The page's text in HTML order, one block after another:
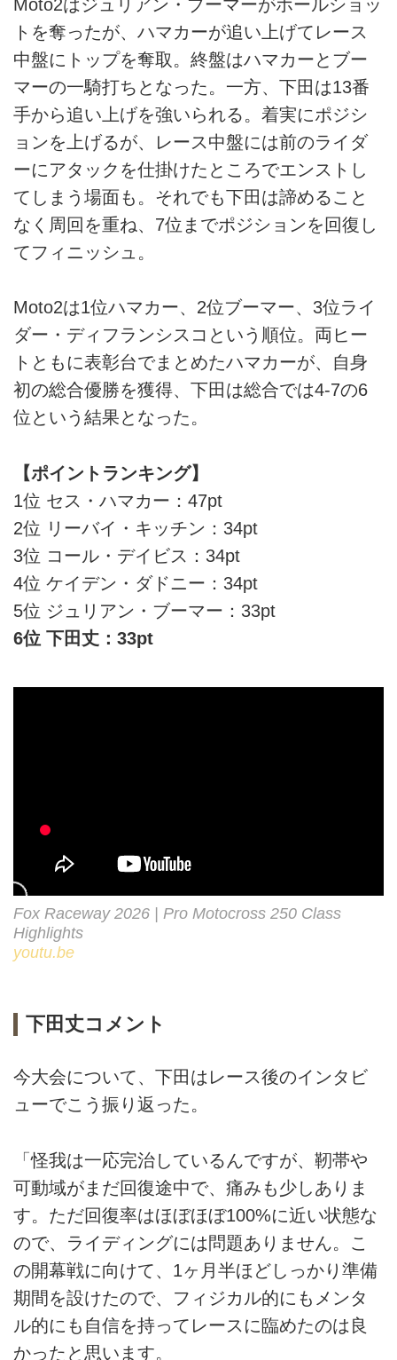
Moto2はジュリアン・ブーマーがホールショッ
トを奪ったが、ハマカーが追い上げてレース
中盤にトップを奪取。終盤はハマカーとブー
マーの一騎打ちとなった。一方、下田は13番
手から追い上げを強いられる。着実にポジシ
ョンを上げるが、レース中盤には前のライダ
ーにアタックを仕掛けたところでエンストし
てしまう場面も。それでも下田は諦めること
なく周回を重ね、7位までポジションを回復し
てフィニッシュ。
Moto2は1位ハマカー、2位ブーマー、3位ライ
ダー・ディフランシスコという順位。両ヒー
トともに表彰台でまとめたハマカーが、自身
初の総合優勝を獲得、下田は総合では4-7の6
位という結果となった。
【ポイントランキング】
1位 セス・ハマカー：47pt
2位 リーバイ・キッチン：34pt
3位 コール・デイビス：34pt
4位 ケイデン・ダドニー：34pt
5位 ジュリアン・ブーマー：33pt
6位 下田丈：33pt
Fox Raceway 2026 | Pro Motocross 250 Class
Highlights
youtu.be
下田丈コメント
今大会について、下田はレース後のインタビ
ューでこう振り返った。
「怪我は一応完治しているんですが、靭帯や
可動域がまだ回復途中で、痛みも少しありま
す。ただ回復率はほぼほぼ100%に近い状態な
ので、ライディングには問題ありません。こ
の開幕戦に向けて、1ヶ月半ほどしっかり準備
期間を設けたので、フィジカル的にもメンタ
ル的にも自信を持ってレースに臨めたのは良
かったと思います。